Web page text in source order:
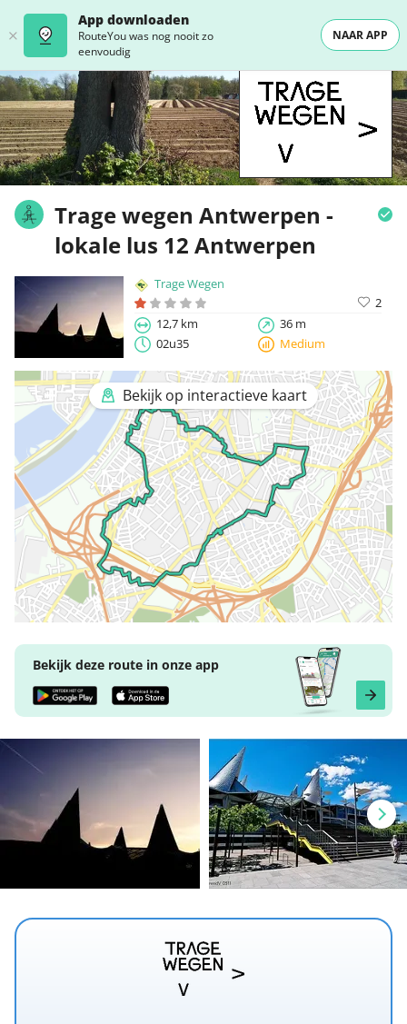
App downloaden
RouteYou was nog nooit zo
eenvoudig
NAAR APP
Trage wegen Antwerpen -
lokale lus 12 Antwerpen
Trage Wegen
2
12,7 km
36 m
02u35
Medium
Bekijk op interactieve kaart
Bekijk deze route in onze app